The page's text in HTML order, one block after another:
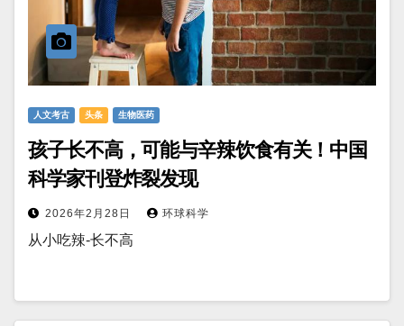
人文考古 头条 生物医药
孩子长不高，可能与辛辣饮食有关！中国
科学家刊登炸裂发现
2026年2月28日 环球科学
从小吃辣-长不高